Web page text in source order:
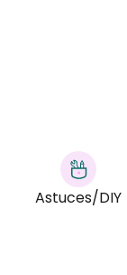
Astuces/DIY